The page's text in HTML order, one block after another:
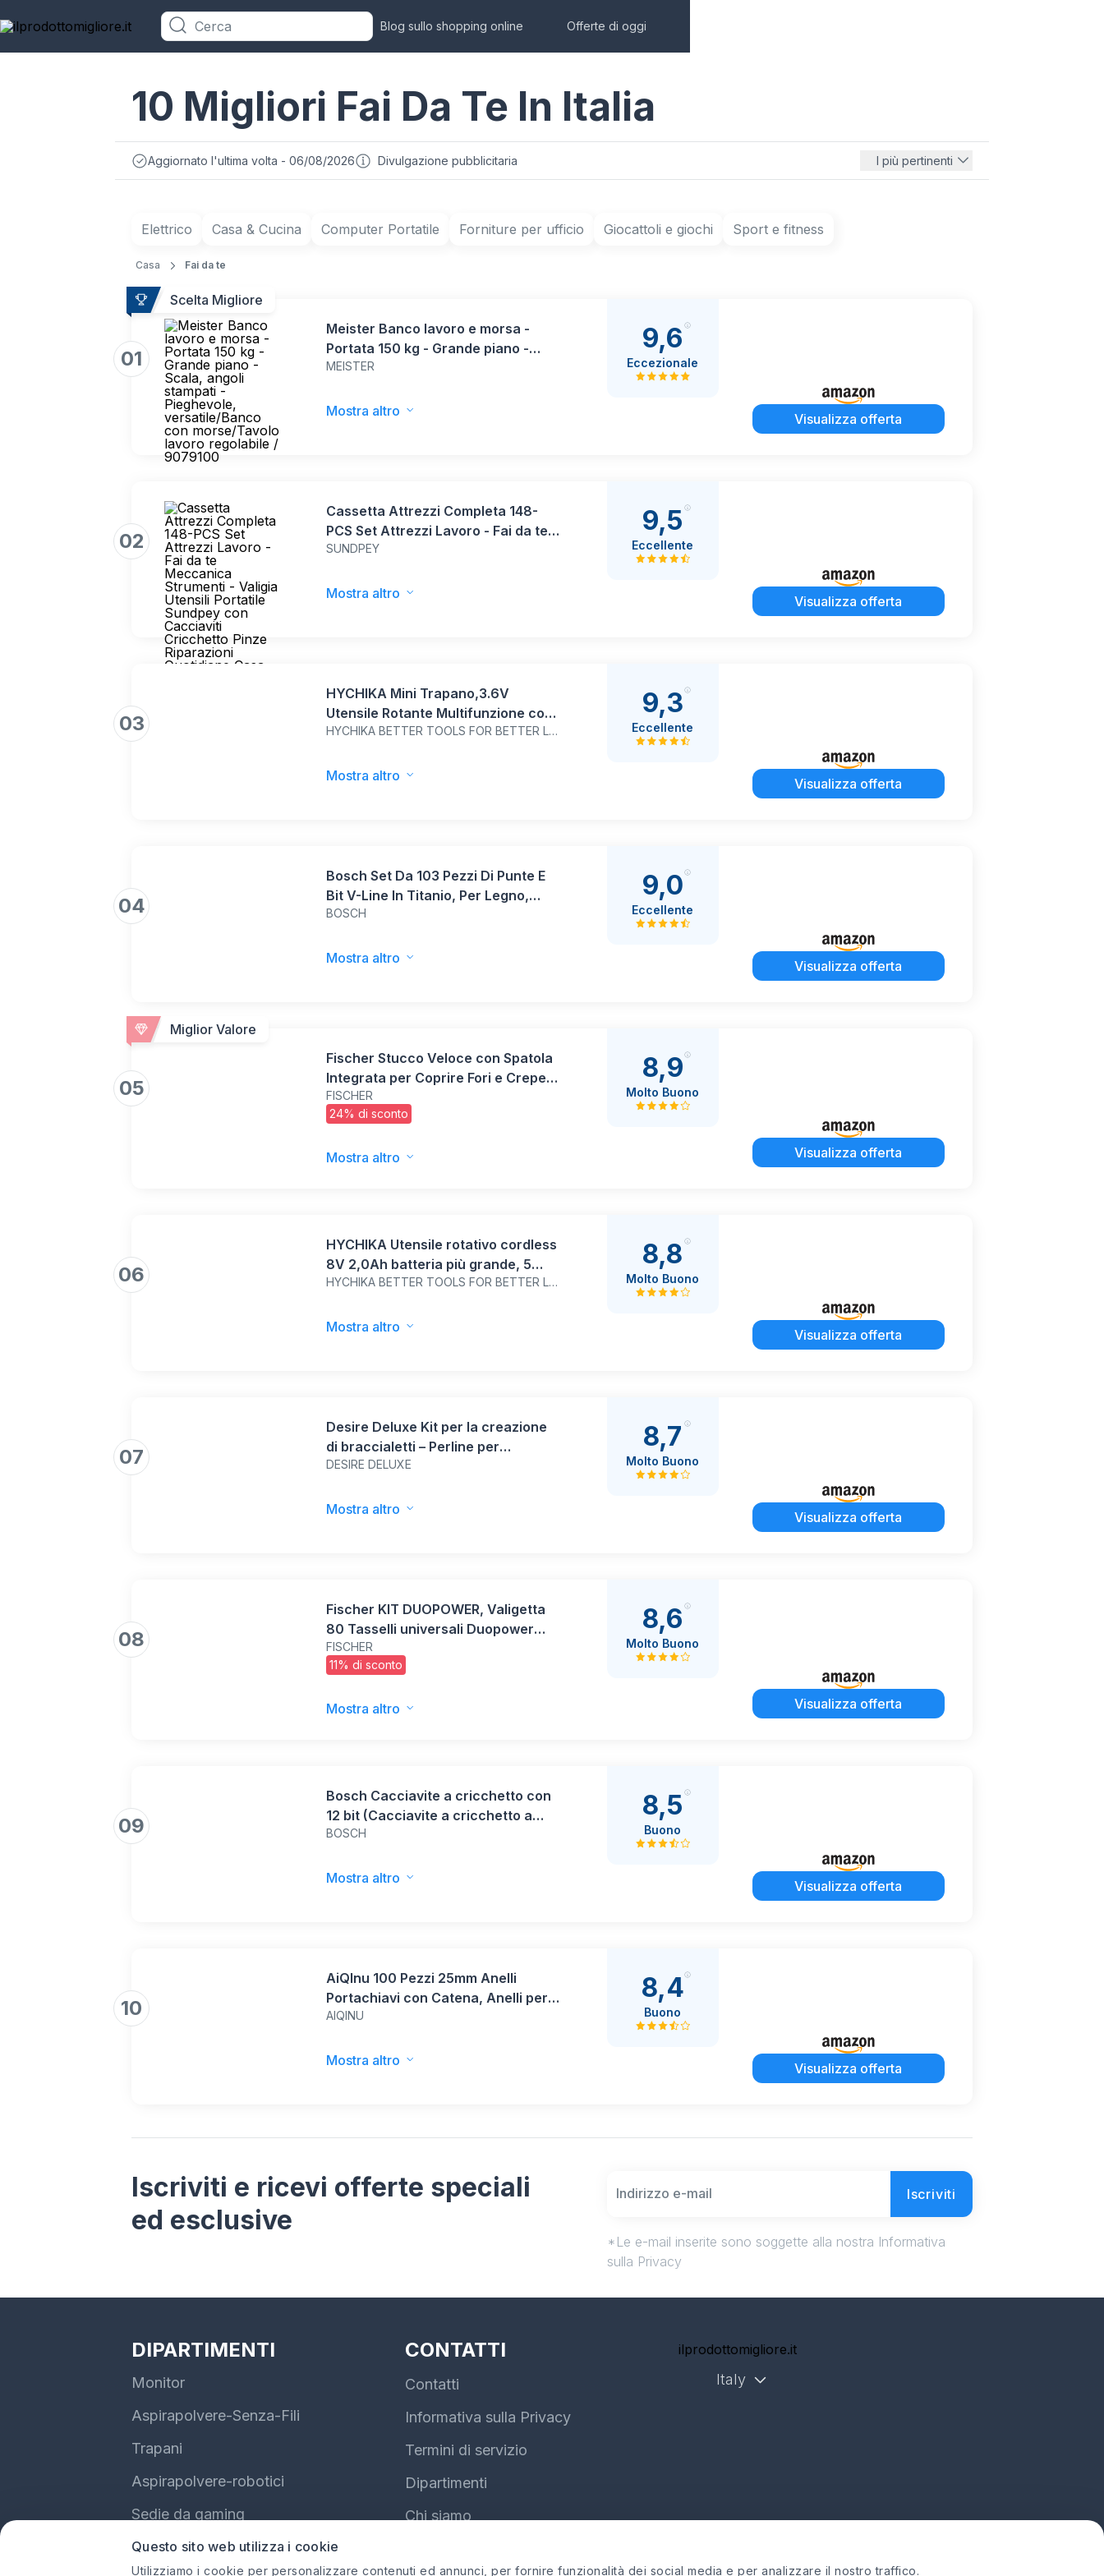
Questo sito web utilizza i cookie
Utilizziamo i cookie per personalizzare contenuti ed annunci, per fornire funzionalità dei social media e per analizzare il nostro traffico.
Blog sullo shopping online Offerte di oggi
10 Migliori Fai Da Te In Italia
Aggiornato l'ultima volta - 06/08/2026 Divulgazione pubblicitaria I più pertinenti
Elettrico Casa & Cucina Computer Portatile Forniture per ufficio Giocattoli e giochi Sport e fitness
Casa Fai da te
Scelta Migliore
01 MEISTER
Meister Banco lavoro e morsa -
Portata 150 kg - Grande piano -
Scala, angoli stampati - Pieghevole,
lavoro regolabile / 9079100
Mostra altro
9,6
Eccezionale
Visualizza offerta
02 SUNDPEY
Cassetta Attrezzi Completa 148-
PCS Set Attrezzi Lavoro - Fai da te
Meccanica Strumenti - Valigia
Cacciaviti Cricchetto Pinze
Mostra altro
9,5
Eccellente
Visualizza offerta
03 HYCHIKA BETTER TOOLS FOR BETTER LIFE
HYCHIKA Mini Trapano,3.6V
Utensile Rotante Multifunzione con
77 Accessori per
sione,Mini Trapano con velocità
Mostra altro
9,3
Eccellente
Visualizza offerta
04 BOSCH
Bosch Set Da 103 Pezzi Di Punte E
Bit V-Line In Titanio, Per Legno,
Pietra E Metallo, Nero, ‎45.01 x 40.01
Mostra altro
9,0
Eccellente
Visualizza offerta
Miglior Valore
05
FISCHER
24% di sconto
Fischer Stucco Veloce con Spatola
Integrata per Coprire Fori e Crepe
nel Muro, Pronto all'Uso, Bianco, 70
ml, 552152
Mostra altro
8,9
Molto Buono
Visualizza offerta
06 HYCHIKA BETTER TOOLS FOR BETTER LIFE
HYCHIKA Utensile rotativo cordless
8V 2,0Ah batteria più grande, 5
velocità max 30000 RPM, kit 145
per levigatura, lucidatura, taglio,
Mostra altro
8,8
Molto Buono
Visualizza offerta
07 DESIRE DELUXE
Desire Deluxe Kit per la creazione
di braccialetti – Perline per
braccialetti, collane di amicizia con
Forniture per la creazione di gioielli
Mostra altro
8,7
Molto Buono
Visualizza offerta
08
FISCHER
11% di sconto
Fischer KIT DUOPOWER, Valigetta
80 Tasselli universali Duopower
con Vite Assortiti, per Fissaggio su
Muro Pieno, Mattone Forato,
cellulare, 544546
Mostra altro
8,6
Molto Buono
Visualizza offerta
09 BOSCH
Bosch Cacciavite a cricchetto con
12 bit (Cacciavite a cricchetto a
coppia elevata per avvitatura
Pop-up; 12 bit in dotazione; portabit
Mostra altro
8,5
Buono
Visualizza offerta
10 AIQINU
AiQInu 100 Pezzi 25mm Anelli
Portachiavi con Catena, Anelli per
Portachiavi con Catenella Split,
Chiavi Mestieri Lavori di Bricolage -
Mostra altro
8,4
Buono
Visualizza offerta
Iscriviti e ricevi offerte speciali
ed esclusive
Iscriviti
*Le e-mail inserite sono soggette alla nostra Informativa
sulla Privacy
DIPARTIMENTI
Monitor
Aspirapolvere-Senza-Fili
Trapani
Aspirapolvere-robotici
Sedie da gaming
Auricolari
CONTATTI
Contatti
Informativa sulla Privacy
Termini di servizio
Dipartimenti
Chi siamo
ilprodottomigliore.it
Italy